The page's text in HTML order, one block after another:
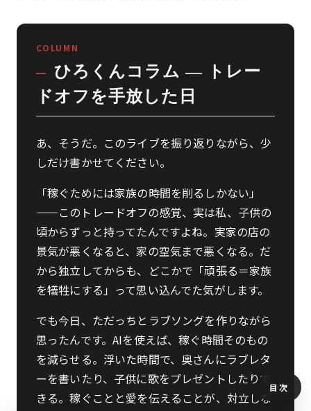
COLUMN
ひろくんコラム — トレー
ドオフを手放した日
あ、そうだ。このライブを振り返りながら、少
しだけ書かせてください。
「稼ぐためには家族の時間を削るしかない」
——このトレードオフの感覚、実は私、子供の
頃からずっと持ってたんですよね。実家の店の
景気が悪くなると、家の空気まで悪くなる。だ
から独立してからも、どこかで「頑張る＝家族
を犠牲にする」って思い込んでた気がします。
でも今日、ただっちとラブソングを作りながら
思ったんです。AIを使えば、稼ぐ時間そのもの
を減らせる。浮いた時間で、奥さんにラブレタ
ーを書いたり、子供に歌をプレゼントしたりで
きる。稼ぐことと愛を伝えることが、対立しな
目次